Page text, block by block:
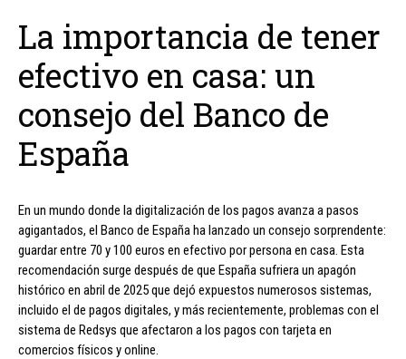
La importancia de tener
efectivo en casa: un
consejo del Banco de
España
En un mundo donde la digitalización de los pagos avanza a pasos
agigantados, el Banco de España ha lanzado un consejo sorprendente:
guardar entre 70 y 100 euros en efectivo por persona en casa. Esta
recomendación surge después de que España sufriera un apagón
histórico en abril de 2025 que dejó expuestos numerosos sistemas,
incluido el de pagos digitales, y más recientemente, problemas con el
sistema de Redsys que afectaron a los pagos con tarjeta en
comercios físicos y online.